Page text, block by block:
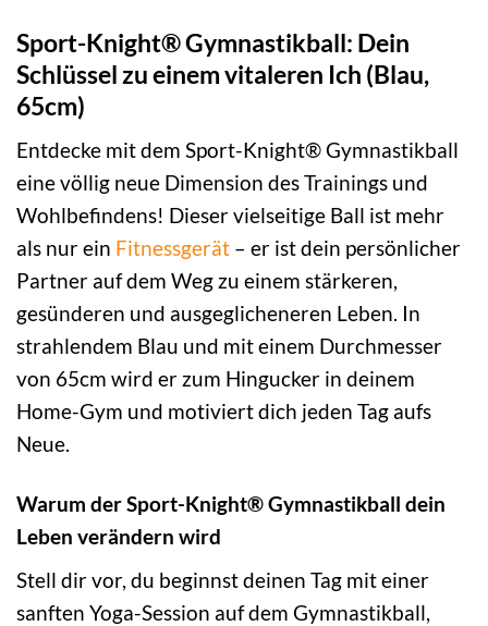
Sport-Knight® Gymnastikball: Dein
Schlüssel zu einem vitaleren Ich (Blau,
65cm)
Entdecke mit dem Sport-Knight® Gymnastikball
eine völlig neue Dimension des Trainings und
Wohlbefindens! Dieser vielseitige Ball ist mehr
als nur ein Fitnessgerät – er ist dein persönlicher
Partner auf dem Weg zu einem stärkeren,
gesünderen und ausgeglicheneren Leben. In
strahlendem Blau und mit einem Durchmesser
von 65cm wird er zum Hingucker in deinem
Home-Gym und motiviert dich jeden Tag aufs
Neue.
Warum der Sport-Knight® Gymnastikball dein
Leben verändern wird
Stell dir vor, du beginnst deinen Tag mit einer
sanften Yoga-Session auf dem Gymnastikball,